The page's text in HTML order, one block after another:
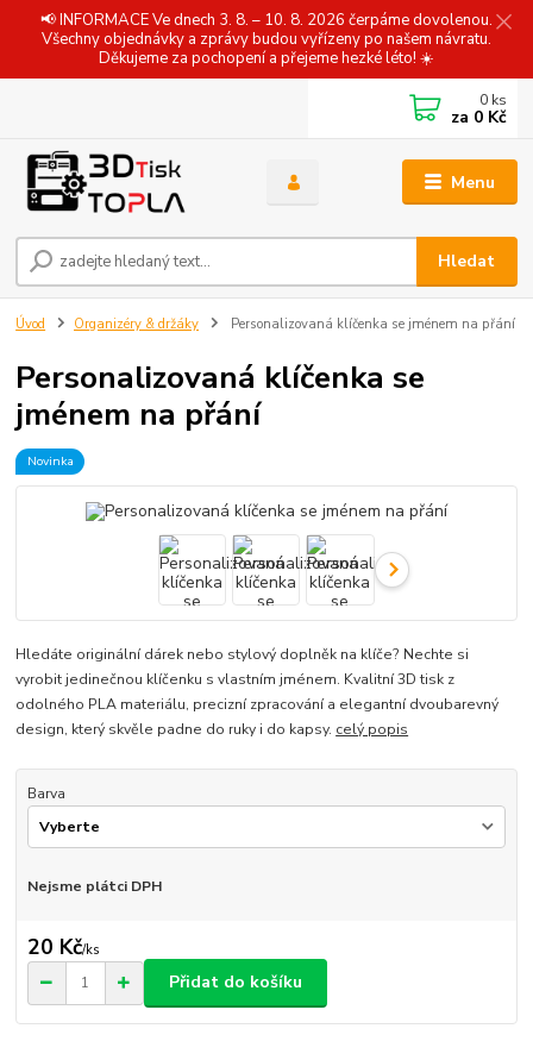
📢 INFORMACE Ve dnech 3. 8. – 10. 8. 2026 čerpáme dovolenou.
Všechny objednávky a zprávy budou vyřízeny po našem návratu.
Děkujeme za pochopení a přejeme hezké léto! ☀️
Menu
Hledat
0 ks
za 0 Kč
Úvod Organizéry & držáky Personalizovaná klíčenka se jménem na přání
Personalizovaná klíčenka se
jménem na přání
Novinka
Hledáte originální dárek nebo stylový doplněk na klíče? Nechte si
vyrobit jedinečnou klíčenku s vlastním jménem. Kvalitní 3D tisk z
odolného PLA materiálu, precizní zpracování a elegantní dvoubarevný
design, který skvěle padne do ruky i do kapsy. celý popis
Barva
Nejsme plátci DPH
20 Kč/ks
Přidat do košíku